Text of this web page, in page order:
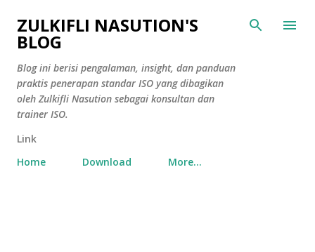
Skip to main content
ZULKIFLI NASUTION'S
BLOG
Blog ini berisi pengalaman, insight, dan panduan
praktis penerapan standar ISO yang dibagikan
oleh Zulkifli Nasution sebagai konsultan dan
trainer ISO.
Link
Home
Download More…